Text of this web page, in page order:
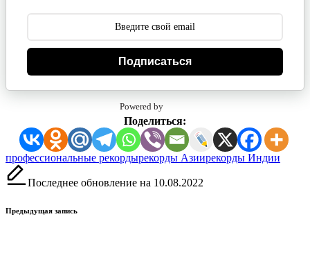
Подписаться
Powered by
Поделиться:
Метки:
профессиональные рекордырекорды Азиирекорды Индии
Последнее обновление на 10.08.2022
Навигация
Предыдущая запись